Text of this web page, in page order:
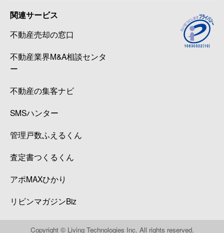
関連サービス
不動産売却の窓口
不動産業界M&A相談センタ
ー
不動産の集客ナビ
SMSハンター
管理戸数ふえるくん
査定書つくるくん
アポMAXひかり
リビンマガジンBiz
Copyright © Living Technologies Inc. All rights reserved.